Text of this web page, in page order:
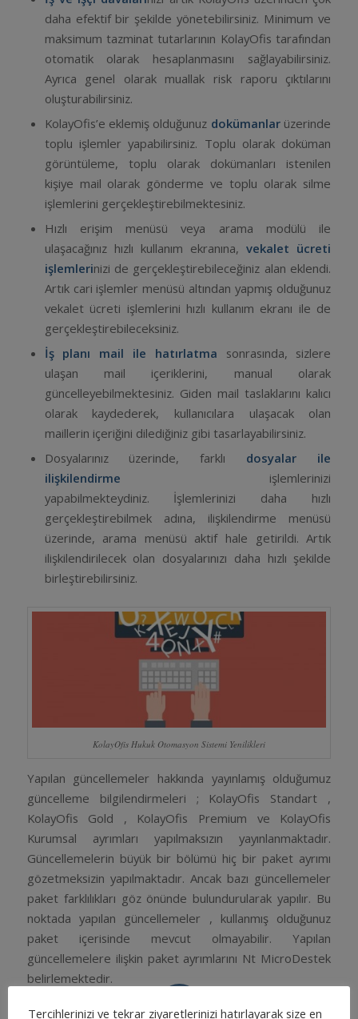
daha efektif bir şekilde yönetebilirsiniz. Minimum ve
maksimum tazminat tutarlarının KolayOfis tarafından
otomatik olarak hesaplanmasını sağlayabilirsiniz.
Ayrıca genel olarak muallak risk raporu çıktılarını
oluşturabilirsiniz.
KolayOfis’e eklemiş olduğunuz dokümanlarüzerinde
toplu işlemler yapabilirsiniz. Toplu olarak doküman
görüntüleme, toplu olarak dokümanları istenilen
kişiye mail olarak gönderme ve toplu olarak silme
işlemlerini gerçekleştirebilmektesiniz.
Hızlı erişim menüsü veya arama modülü ile
ulaşacağınız hızlı kullanım ekranına,vekalet ücreti
işlemlerinizi de gerçekleştirebileceğiniz alan eklendi.
Artık cari işlemler menüsü altından yapmış olduğunuz
vekalet ücreti işlemlerini hızlı kullanım ekranı ile de
gerçekleştirebileceksiniz.
İş planı mail ile hatırlatma sonrasında, sizlere
ulaşan mail içeriklerini, manual olarak
güncelleyebilmektesiniz. Giden mail taslaklarını kalıcı
olarak kaydederek, kullanıcılara ulaşacak olan
maillerin içeriğini dilediğiniz gibi tasarlayabilirsiniz.
Dosyalarınız üzerinde, farklı dosyalar ile
ilişkilendirme işlemlerinizi
yapabilmekteydiniz. İşlemlerinizi daha hızlı
gerçekleştirebilmek adına, ilişkilendirme menüsü
üzerinde, arama menüsü aktif hale getirildi. Artık
ilişkilendirilecek olan dosyalarınızı daha hızlı şekilde
birleştirebilirsiniz.
KolayOfis Hukuk Otomasyon Sistemi Yenilikleri
Yapılan güncellemeler hakkında yayınlamış olduğumuz
güncelleme bilgilendirmeleri ; KolayOfis Standart ,
KolayOfis Gold , KolayOfis Premium ve KolayOfis
Kurumsal ayrımları yapılmaksızın yayınlanmaktadır.
Güncellemelerin büyük bir bölümü hiç bir paket ayrımı
gözetmeksizin yapılmaktadır. Ancak bazı güncellemeler
paket farklılıkları göz önünde bulundurularak yapılır. Bu
noktada yapılan güncellemeler , kullanmış olduğunuz
paket içerisinde mevcut olmayabilir. Yapılan
güncellemelere ilişkin paket ayrımlarını Nt MicroDestek
belirlemektedir.
Tercihlerinizi ve tekrar ziyaretlerinizi hatırlayarak size en